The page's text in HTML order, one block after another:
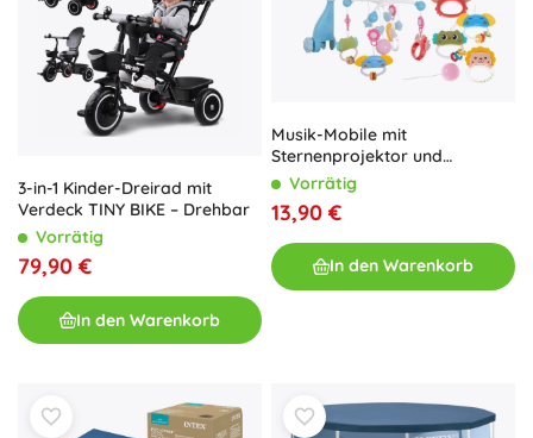
3-in-1 Kinder-Dreirad mit
Verdeck TINY BIKE – Drehbar
Vorrätig
79,90 €
In den Warenkorb
Musik-Mobile mit
Sternenprojektor und
Fernbedienung für das
Kinderbett – Blau
Vorrätig
13,90 €
In den Warenkorb